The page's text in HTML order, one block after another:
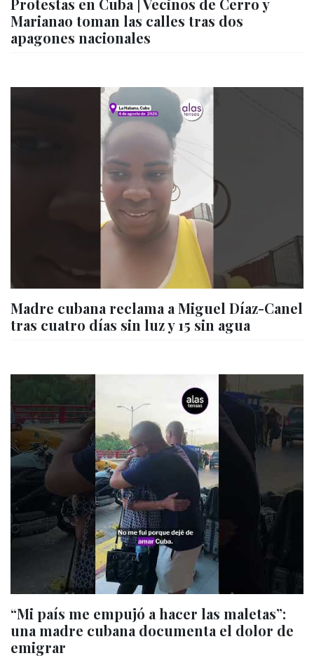
Protestas en Cuba | Vecinos de Cerro y
Marianao toman las calles tras dos
apagones nacionales
Madre cubana reclama a Miguel Díaz-Canel
tras cuatro días sin luz y 15 sin agua
“Mi país me empujó a hacer las maletas”:
una madre cubana documenta el dolor de
emigrar